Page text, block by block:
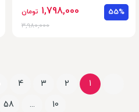
55%
1,798,000 تومان
3,980,000
1
2
3
4
10
...
58